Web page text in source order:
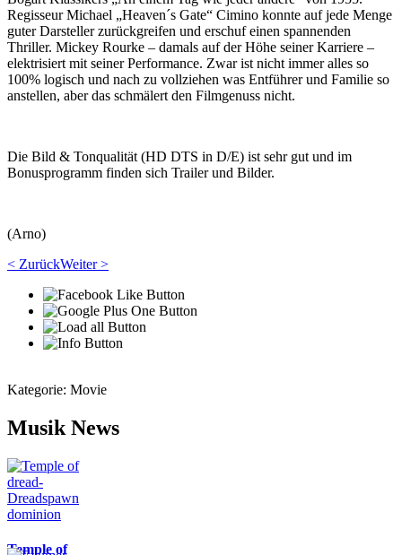
Regisseur Michael „Heaven´s Gate“ Cimino konnte auf jede Menge
guter Darsteller zurückgreifen und erschuf einen spannenden
Thriller. Mickey Rourke – damals auf der Höhe seiner Karriere –
elektrisiert mit seiner Performance. Zwar ist nicht immer alles so
100% logisch und nach zu vollziehen was Entführer und Familie so
anstellen, aber das schmälert den Filmgenuss nicht.
Die Bild & Tonqualität (HD DTS in D/E) ist sehr gut und im
Bonusprogramm finden sich Trailer und Bilder.
(Arno)
< ZurückWeiter >
Kategorie: Movie
Musik News
Temple of